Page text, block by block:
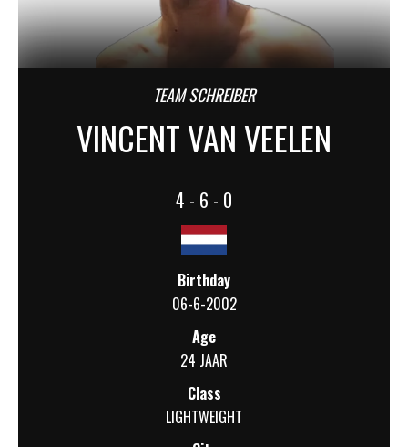
TEAM SCHREIBER
VINCENT VAN VEELEN
4 - 6 - 0
Birthday
06-6-2002
Age
24 JAAR
Class
LIGHTWEIGHT